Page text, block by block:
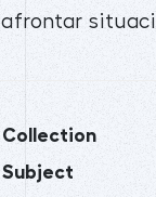
afrontar
Collection
Subject